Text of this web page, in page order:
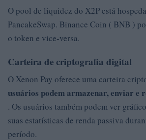
O pool de liquidez do X2P está
PancakeSwap. Binance Coin ( BNB )
o token e vice-versa.
Carteira de criptografia digital
O Xenon Pay oferece uma carteira
usuários podem armazenar, enviar e
. Os usuários também podem ver
suas estatísticas de renda passiva
período.